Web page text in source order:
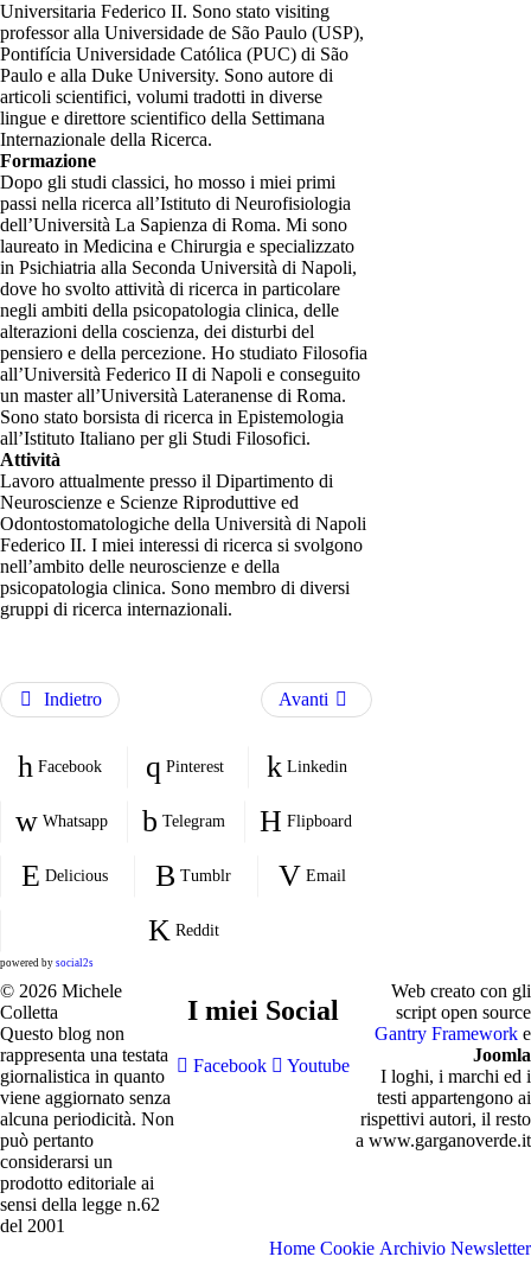
Universitaria Federico II. Sono stato visiting
professor alla Universidade de São Paulo (USP),
Pontifícia Universidade Católica (PUC) di São
Paulo e alla Duke University. Sono autore di
articoli scientifici, volumi tradotti in diverse
lingue e direttore scientifico della Settimana
Internazionale della Ricerca.
Formazione
Dopo gli studi classici, ho mosso i miei primi
passi nella ricerca all’Istituto di Neurofisiologia
dell’Università La Sapienza di Roma. Mi sono
laureato in Medicina e Chirurgia e specializzato
in Psichiatria alla Seconda Università di Napoli,
dove ho svolto attività di ricerca in particolare
negli ambiti della psicopatologia clinica, delle
alterazioni della coscienza, dei disturbi del
pensiero e della percezione. Ho studiato Filosofia
all’Università Federico II di Napoli e conseguito
un master all’Università Lateranense di Roma.
Sono stato borsista di ricerca in Epistemologia
all’Istituto Italiano per gli Studi Filosofici.
Attività
Lavoro attualmente presso il Dipartimento di
Neuroscienze e Scienze Riproduttive ed
Odontostomatologiche della Università di Napoli
Federico II. I miei interessi di ricerca si svolgono
nell’ambito delle neuroscienze e della
psicopatologia clinica. Sono membro di diversi
gruppi di ricerca internazionali.
Indietro Avanti
Facebook Pinterest Linkedin
Whatsapp Telegram Flipboard
Delicious Tumblr Email
Reddit
powered by social2s
© 2026 Michele
Colletta
Questo blog non
rappresenta una testata
giornalistica in quanto
viene aggiornato senza
alcuna periodicità. Non
può pertanto
considerarsi un
prodotto editoriale ai
sensi della legge n.62
del 2001
I miei Social
Facebook Youtube
Web creato con gli
script open source
Gantry Frameworke
Joomla
I loghi, i marchi ed i
testi appartengono ai
rispettivi autori, il resto
a www.garganoverde.it
Home Cookie Archivio Newsletter